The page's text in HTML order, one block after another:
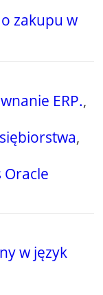
zakupu w
ERP.,
,
Oracle
w język